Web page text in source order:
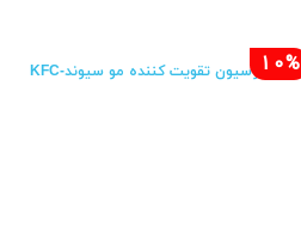
10%